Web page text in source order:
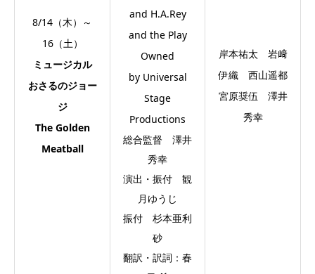
8/14（木）～
16（土）
ミュージカル
おさるのジョー
ジ
The Golden
Meatball
and H.A.Rey
and the Play
Owned
by Universal
Stage
Productions
総合監督 澤井
秀幸
演出・振付 観
月ゆうじ
振付 杉本亜利
砂
翻訳・訳詞：春
岸本祐太 岩﨑
伊織 西山遥都
宮原奨伍 澤井
秀幸